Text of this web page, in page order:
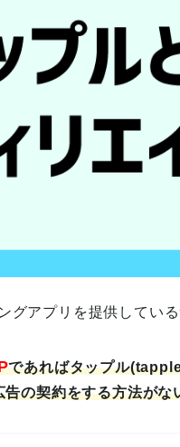
グアプリを提供している
であればタップル
の契約をする方法がな